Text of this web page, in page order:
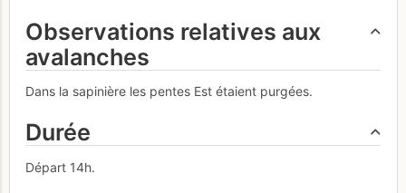
Observations relatives aux
avalanches
Dans la sapinière les pentes Est étaient purgées.
Durée
Départ 14h.